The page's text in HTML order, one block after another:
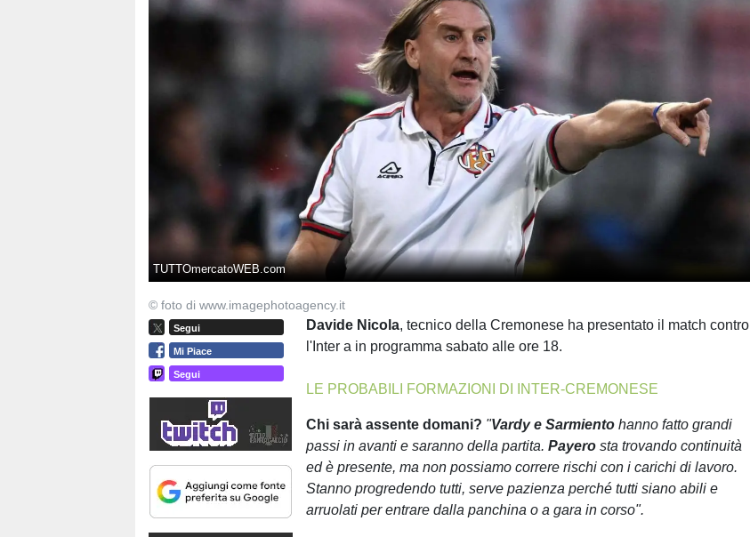
TUTTOmercatoWEB.com
© foto di www.imagephotoagency.it
Segui
Mi Piace
Segui
Davide Nicola, tecnico della Cremonese ha presentato il match contro
l'Inter a in programma sabato alle ore 18.
LE PROBABILI FORMAZIONI DI INTER-CREMONESE
Chi sarà assente domani? "Vardy e Sarmientohanno fatto grandi
passi in avanti e saranno della partita.Payerosta trovando continuità
ed è presente, ma non possiamo correre rischi con i carichi di lavoro.
Stanno progredendo tutti, serve pazienza perché tutti siano abili e
arruolati per entrare dalla panchina o a gara in corso".